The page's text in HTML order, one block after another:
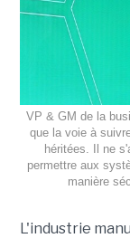
VP & GM de la
que la voie à
héritées. Il ne
permettre aux
manière
L'industrie